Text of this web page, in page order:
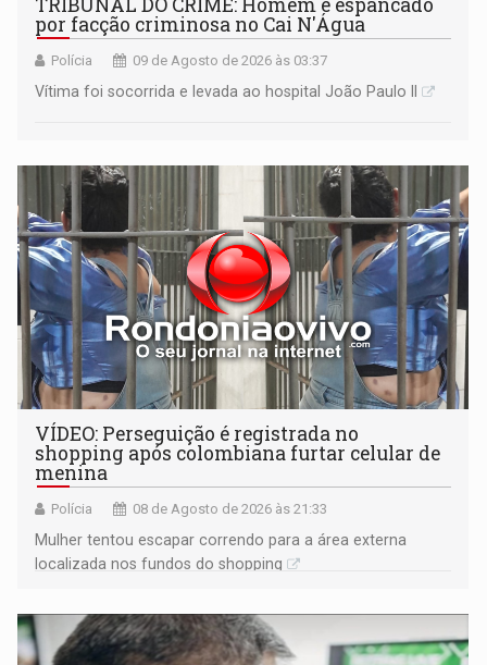
TRIBUNAL DO CRIME: Homem é espancado
por facção criminosa no Cai N'Água
Polícia 09 de Agosto de 2026 às 03:37
Vítima foi socorrida e levada ao hospital João Paulo II
VÍDEO: Perseguição é registrada no
shopping após colombiana furtar celular de
menina
Polícia 08 de Agosto de 2026 às 21:33
Mulher tentou escapar correndo para a área externa
localizada nos fundos do shopping